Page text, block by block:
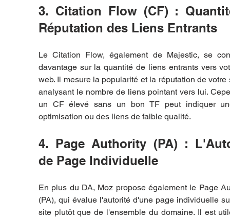
3. Citation Flow (CF) :
Réputation des Liens Entrants
Le Citation Flow, également de Majestic, se
davantage sur la quantité de liens entrants vers
web. Il mesure la popularité et la réputation de votre
analysant le nombre de liens pointant vers lui.
un CF élevé sans un bon TF peut indiquer
optimisation ou des liens de faible qualité.
4. Page Authority (PA) :
de Page Individuelle
En plus du DA, Moz propose également le Page
(PA), qui évalue l'autorité d'une page individuelle
site plutôt que de l'ensemble du domaine. Il est